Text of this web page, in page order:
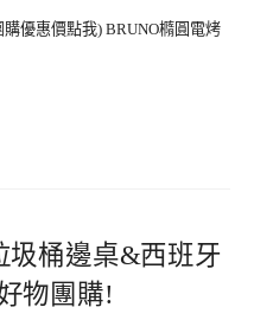
優惠價點我) BRUNO橢圓電烤
圾桶邊桌&西班牙
物團購!